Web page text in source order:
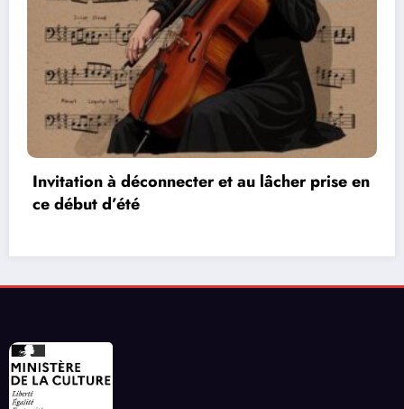
en
Les réseaux de communication entre
vidéos